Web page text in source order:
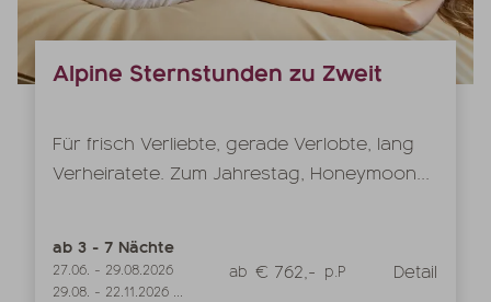
Alpine Sternstunden zu Zweit
Für frisch Verliebte, gerade Verlobte, lang
Verheiratete. Zum Jahrestag, Honeymoon...
ab 3 - 7 Nächte
27.06. - 29.08.2026
29.08. - 22.11.2026 ...
ab € 762,- p.P Detail